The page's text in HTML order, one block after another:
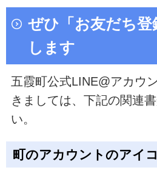
ぜひ「お友だち登
します
五霞町公式LINE@アカウ
きましては、下記の関連
い。
町のアカウントのアイ